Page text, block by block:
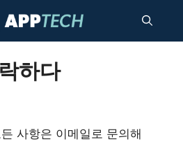
하다
사항은 이메일로 문의해